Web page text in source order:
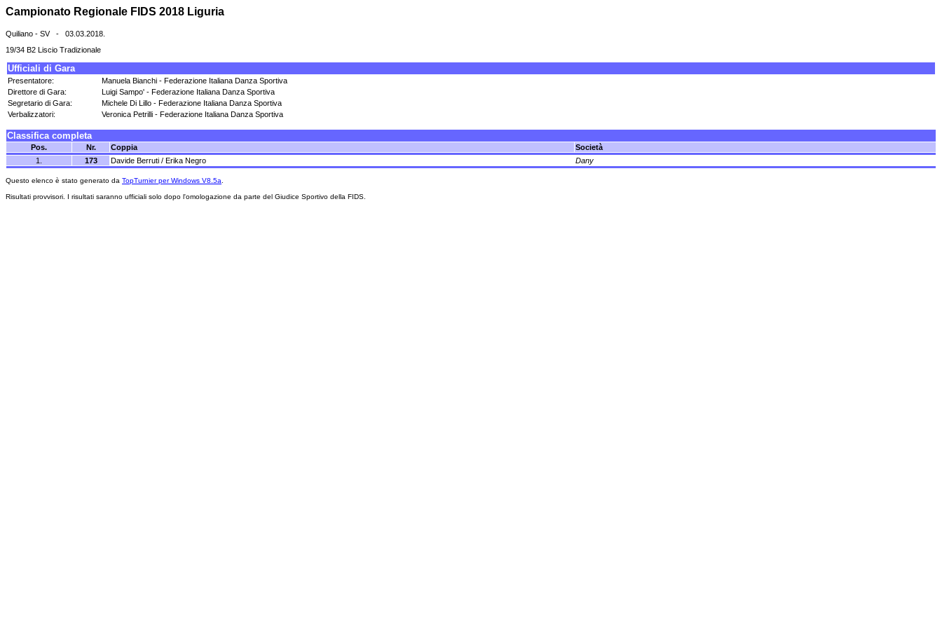
Campionato Regionale FIDS 2018 Liguria
Quiliano - SV - 03.03.2018.
19/34 B2 Liscio Tradizionale
Ufficiali di Gara
Presentatore:
Manuela Bianchi - Federazione Italiana Danza Sportiva
Direttore di Gara:
Luigi Sampo' - Federazione Italiana Danza Sportiva
Segretario di Gara:
Michele Di Lillo - Federazione Italiana Danza Sportiva
Verbalizzatori:
Veronica Petrilli - Federazione Italiana Danza Sportiva
Classifica completa
Pos. Nr. Coppia
Società
1.
173 Davide Berruti / Erika Negro Dany
Questo elenco è stato generato da TopTurnier per Windows V8.5a
Risultati provvisori. I risultati saranno ufficiali solo dopo l'omologazione da parte del Giudice Sportivo della FIDS.